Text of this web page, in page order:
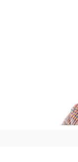
全国経営者セミナー講
リーダーの器量を学